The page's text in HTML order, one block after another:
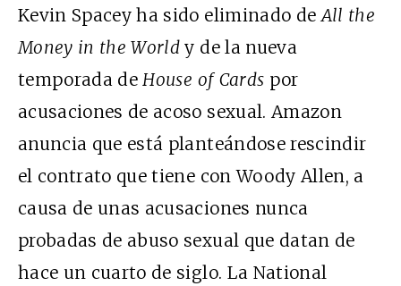
Kevin Spacey ha sido eliminado de All the
Money in the World y de la nueva
temporada de House of Cards por
acusaciones de acoso sexual. Amazon
anuncia que está planteándose rescindir
el contrato que tiene con Woody Allen, a
causa de unas acusaciones nunca
probadas de abuso sexual que datan de
hace un cuarto de siglo. La National